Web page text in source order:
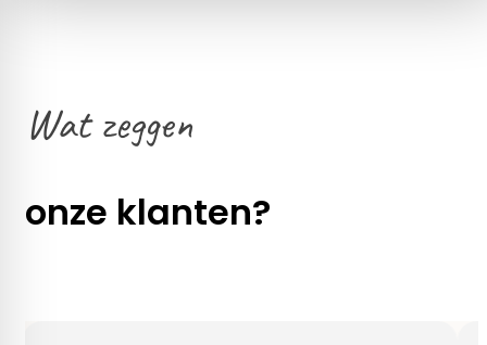
Wat zeggen
onze klanten?